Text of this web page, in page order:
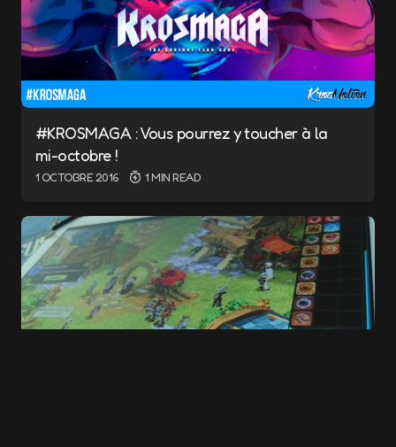
Name*
E-mail *
Save my name and e-mail in this browser for
the next time I comment.
#KROSMAGA : Vous pourrez y toucher à la
mi-octobre !
1 OCTOBRE 2016 1 MIN READ